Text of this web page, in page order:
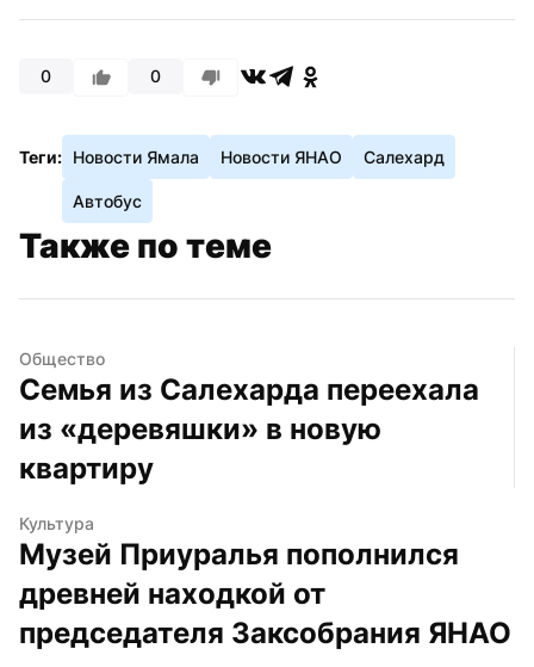
0 0
Теги: Новости Ямала Новости ЯНАО Салехард
Автобус
Также по теме
Общество
Семья из Салехарда переехала
из «деревяшки» в новую
квартиру
Культура
Музей Приуралья пополнился
древней находкой от
председателя Заксобрания ЯНАО